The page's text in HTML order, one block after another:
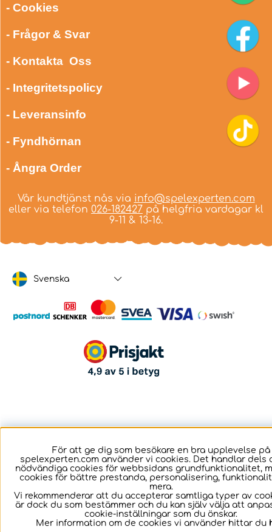
- Cookies
- Frågor & Svar
- Kontakta Oss
- Integritetspolicy
- Leveransinfo
- Fyndhörnan
- Ångra Order
Vår kundtjänst nås via info@spelexperten.com
eller via telefon 026-182427 på helgfria vardagar kl
9-11 & 13-16.
Svenska
För att ge dig som besökare en bra upplevelse på
spelexperten.com använder vi cookies. Det handlar dels
nödvändiga cookies för webbsidans grundfunktionalitet,
cookies för bättre prestanda, personalisering,
mera.
Vi rekommenderar att du accepterar samtliga typer av
är dock du som bestämmer och du kan själv välja att
cookie-inställningar som du önskar.
Mer information om de cookies vi använder hittar du